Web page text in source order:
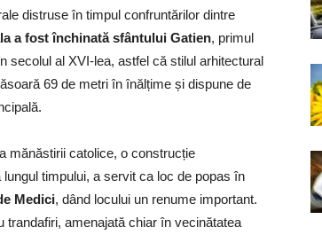
distruse în timpul confruntărilor dintre
a fost închinată sfântului Gatien, primul
secolul al XVI-lea, astfel că stilul arhitectural
69 de metri în înălțime și dispune de
mănăstirii catolice, o construcție
timpului, a servit ca loc de popas în
Medici, dând locului un renume important.
amenajată chiar în vecinătatea